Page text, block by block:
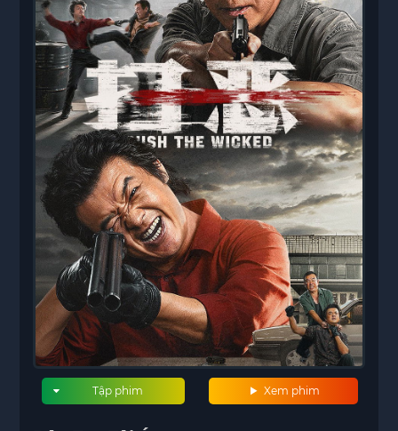
Xem phim
Tập phim